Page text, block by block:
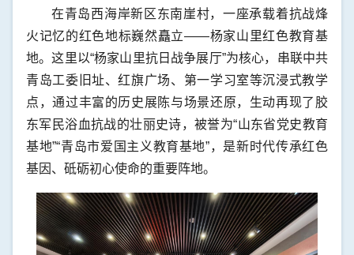
在青岛西海岸新区东南崖村，一座承载着抗战烽
火记忆的红色地标巍然矗立——杨家山里红色教育基
地。这里以“杨家山里抗日战争展厅”为核心，串联中共
青岛工委旧址、红旗广场、第一学习室等沉浸式教学
点，通过丰富的历史展陈与场景还原，生动再现了胶
东军民浴血抗战的壮丽史诗，被誉为“山东省党史教育
基地”“青岛市爱国主义教育基地”，是新时代传承红色
基因、砥砺初心使命的重要阵地。